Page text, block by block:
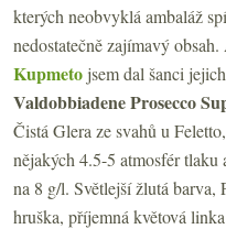
kterých neobvyklá ambaláž
nedostatečně zajímavý
Kupmeto jsem dal šanci
Valdobbiadene Prosecco
Čistá Glera ze svahů u
nějakých 4.5-5 atmosfér
na 8 g/l. Světlejší žlutá barva,
hruška, příjemná květová